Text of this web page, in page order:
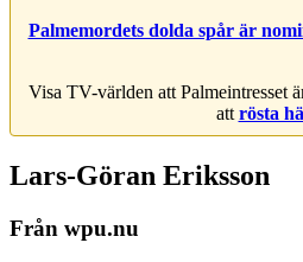
Palmemordets dolda spår är
Visa TV-världen att Palmeintresset
att rösta
Lars-Göran Eriksson
Från wpu.nu